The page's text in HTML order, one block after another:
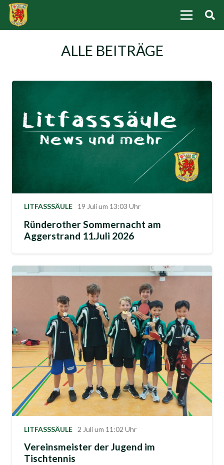
ALLE BEITRÄGE
LITFASSSÄULE 19 Juli um 13:03 Uhr
Ründerother Sommernacht am
Aggerstrand 11.Juli 2026
LITFASSSÄULE 2 Juli um 11:02 Uhr
Vereinsmeister der Jugend im
Tischtennis